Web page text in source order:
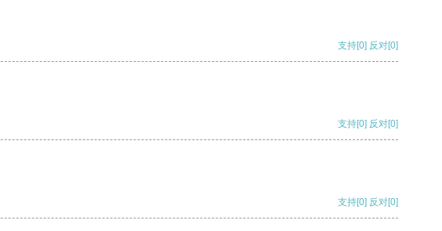
支持[0] 反对[0]
支持[0] 反对[0]
支持[0] 反对[0]